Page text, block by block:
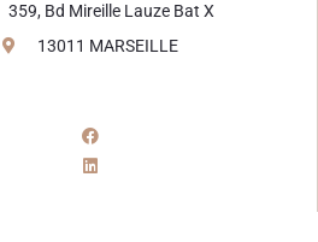
359, Bd Mireille Lauze Bat X
13011 MARSEILLE